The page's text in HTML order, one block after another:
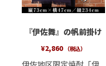
『伊佐舞』の帆前掛け
¥2,860 （税込）